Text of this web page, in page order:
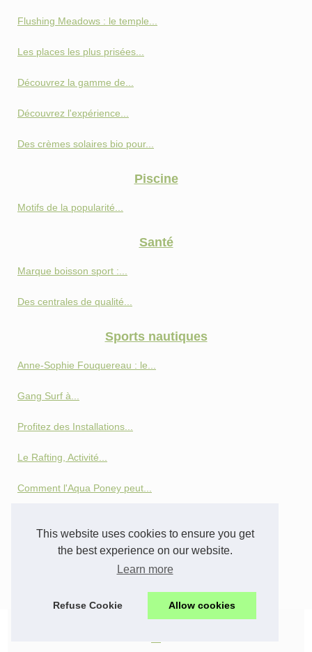
This website uses cookies to ensure you get
the best experience on our website.
Learn more
Refuse Cookie Allow cookies
Flushing Meadows : le temple...
Les places les plus prisées...
Découvrez la gamme de...
Découvrez l'expérience...
Des crèmes solaires bio pour...
Piscine
Motifs de la popularité...
Santé
Marque boisson sport :...
Des centrales de qualité...
Sports nautiques
Anne‑Sophie Fouquereau : le...
Gang Surf à...
Profitez des Installations...
Le Rafting, Activité...
Comment l'Aqua Poney peut...
Les tendances en matière de...